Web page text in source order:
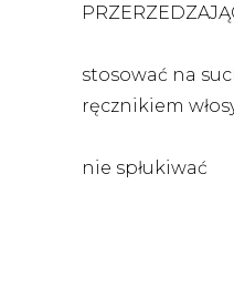
stosować na
ręcznikiem
nie spłukiwać